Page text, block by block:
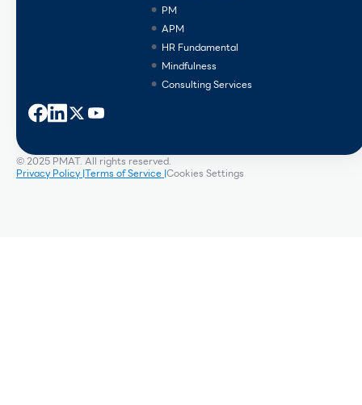
PM
APM
HR Fundamental
Mindfulness
Consulting Services
© 2025 PMAT. All rights reserved.
Privacy Policy |Terms of Service |Cookies Settings